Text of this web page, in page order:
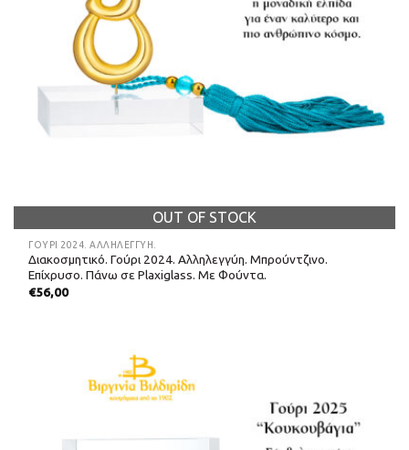
OUT OF STOCK
ΓΟΎΡΙ 2024. ΑΛΛΗΛΕΓΓΎΗ.
Διακοσμητικό. Γούρι 2024. Αλληλεγγύη. Μπρούντζινο.
Επίχρυσο. Πάνω σε Plaxiglass. Με Φούντα.
€56,00